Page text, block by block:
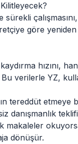
göre
hızını,
verilerle YZ,
tereddüt etmeye
danışmanlık
makaleler
dönüşür.